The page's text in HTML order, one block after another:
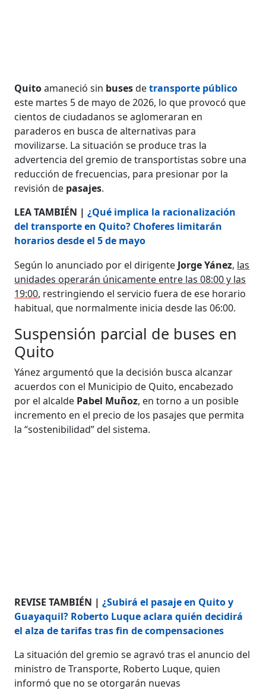
Quitoamaneció sin busesdetransporte público
este martes 5 de mayo de 2026, lo que provocó que
cientos de ciudadanos se aglomeraran en
paraderos en busca de alternativas para
movilizarse. La situación se produce tras la
advertencia del gremio de transportistas sobre una
reducción de frecuencias, para presionar por la
revisión de pasajes.
LEA TAMBIÉN |¿Qué implica la racionalización
del transporte en Quito? Choferes limitarán
horarios desde el 5 de mayo
Según lo anunciado por el dirigente Jorge Yánez, las
unidades operarán únicamente entre las 08:00 y las
19:00, restringiendo el servicio fuera de ese horario
habitual, que normalmente inicia desde las 06:00.
Suspensión parcial de buses en
Quito
Yánez argumentó que la decisión busca alcanzar
acuerdos con el Municipio de Quito, encabezado
por el alcalde Pabel Muñoz, en torno a un posible
incremento en el precio de los pasajes que permita
la “sostenibilidad” del sistema.
REVISE TAMBIÉN |¿Subirá el pasaje en Quito y
Guayaquil? Roberto Luque aclara quién decidirá
el alza de tarifas tras fin de compensaciones
La situación del gremio se agravó tras el anuncio del
ministro de Transporte, Roberto Luque, quien
informó que no se otorgarán nuevas